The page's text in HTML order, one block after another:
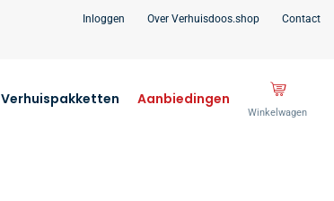
Inloggen Over Verhuisdoos.shop Contact
Verhuispakketten Aanbiedingen
Winkelwagen